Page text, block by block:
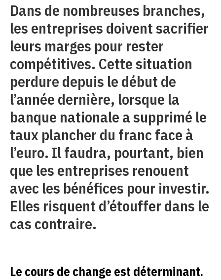
Dans de nombreuses branches,
les entreprises doivent sacrifier
leurs marges pour rester
compétitives. Cette situation
perdure depuis le début de
l’année dernière, lorsque la
banque nationale a supprimé le
taux plancher du franc face à
l’euro. Il faudra, pourtant, bien
que les entreprises renouent
avec les bénéfices pour investir.
Elles risquent d’étouffer dans le
cas contraire.
Le cours de change est déterminant.